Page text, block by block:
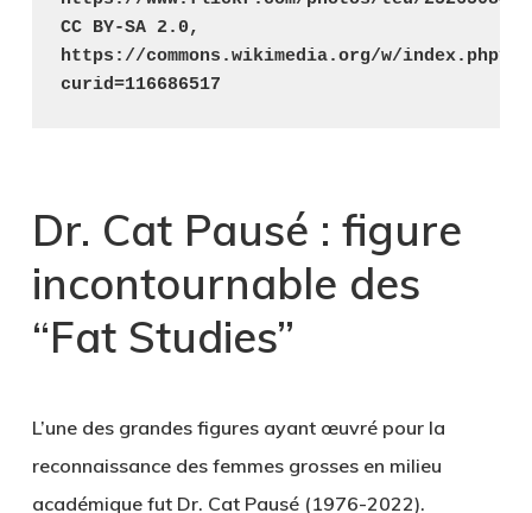
CC BY-SA 2.0,
https://commons.wikimedia.org/w/index.php?
curid=116686517
Dr. Cat Pausé : figure
incontournable des
“Fat Studies”
L’une des grandes figures ayant œuvré pour la
reconnaissance des femmes grosses en milieu
académique fut Dr. Cat Pausé (1976-2022).